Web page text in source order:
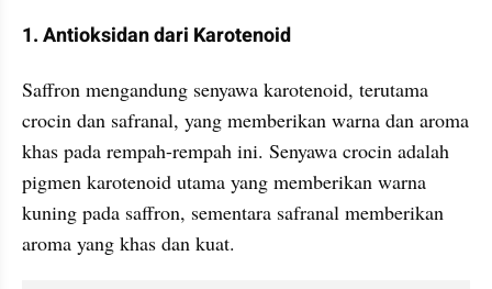
1. Antioksidan dari Karotenoid
Saffron mengandung senyawa karotenoid, terutama
crocin dan safranal, yang memberikan warna dan aroma
khas pada rempah-rempah ini. Senyawa crocin adalah
pigmen karotenoid utama yang memberikan warna
kuning pada saffron, sementara safranal memberikan
aroma yang khas dan kuat.